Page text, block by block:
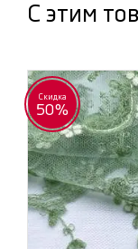
С этим
Скидка
50%